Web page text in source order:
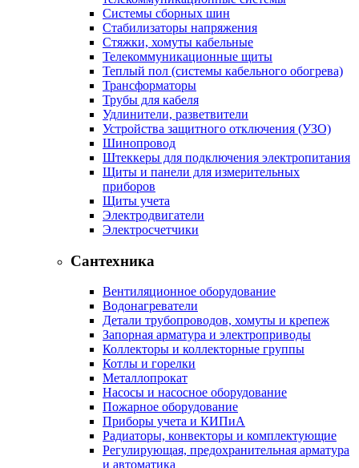
Системы сборных шин
Стабилизаторы напряжения
Стяжки, хомуты кабельные
Телекоммуникационные щиты
Теплый пол (системы кабельного обогрева)
Трансформаторы
Трубы для кабеля
Удлинители, разветвители
Устройства защитного отключения (УЗО)
Шинопровод
Штеккеры для подключения электропитания
Щиты и панели для измерительных
приборов
Щиты учета
Электродвигатели
Электросчетчики
Сантехника
Вентиляционное оборудование
Водонагреватели
Детали трубопроводов, хомуты и крепеж
Запорная арматура и электроприводы
Коллекторы и коллекторные группы
Котлы и горелки
Металлопрокат
Насосы и насосное оборудование
Пожарное оборудование
Приборы учета и КИПиА
Радиаторы, конвекторы и комплектующие
Регулирующая, предохранительная арматура
и автоматика